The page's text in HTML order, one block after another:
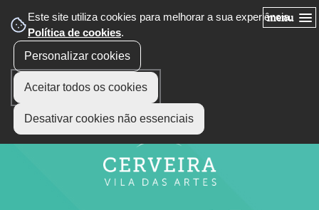
Este site utiliza cookies para melhorar a sua experiência.
Política de cookies.
Personalizar cookies
Aceitar todos os cookies
Desativar cookies não essenciais
menu